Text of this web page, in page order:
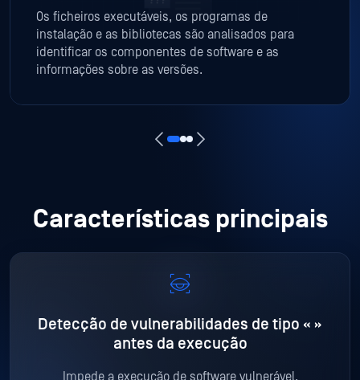
Os ficheiros executáveis, os programas de
instalação e as bibliotecas são analisados para
identificar os componentes de software e as
informações sobre as versões.
Características principais
Detecção de vulnerabilidades de tipo « »
antes da execução